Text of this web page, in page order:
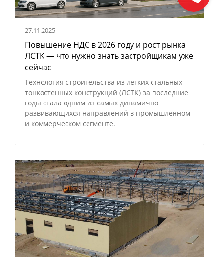
27.11.2025
Повышение НДС в 2026 году и рост рынка
ЛСТК — что нужно знать застройщикам уже
сейчас
Технология строительства из легких стальных
тонкостенных конструкций (ЛСТК) за последние
годы стала одним из самых динамично
развивающихся направлений в промышленном
и коммерческом сегменте.